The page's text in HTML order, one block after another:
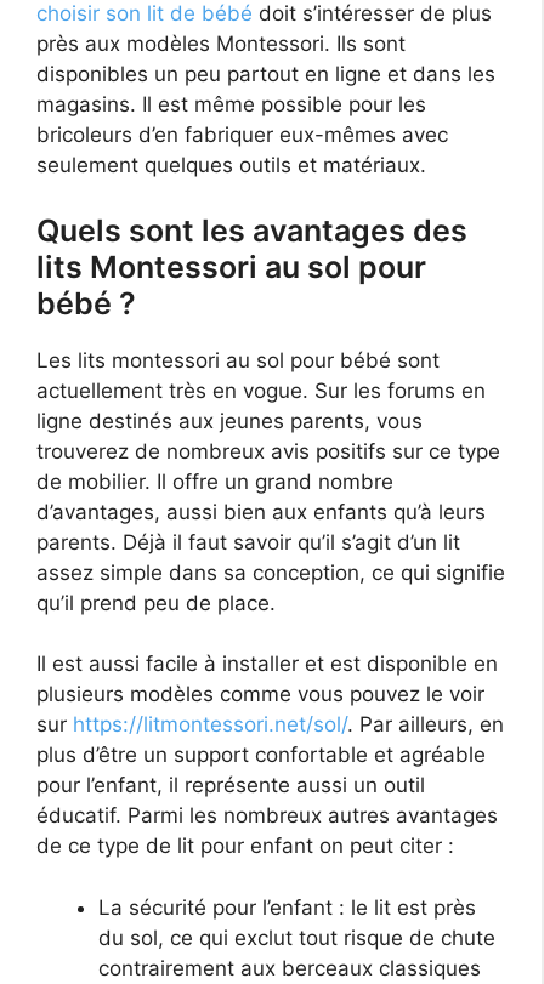
choisir son lit de bébé doit s’intéresser de plus
près aux modèles Montessori. Ils sont
disponibles un peu partout en ligne et dans les
magasins. Il est même possible pour les
bricoleurs d’en fabriquer eux-mêmes avec
seulement quelques outils et matériaux.
Quels sont les avantages des
lits Montessori au sol pour
bébé ?
Les lits montessori au sol pour bébé sont
actuellement très en vogue. Sur les forums en
ligne destinés aux jeunes parents, vous
trouverez de nombreux avis positifs sur ce type
de mobilier. Il offre un grand nombre
d’avantages, aussi bien aux enfants qu’à leurs
parents. Déjà il faut savoir qu’il s’agit d’un lit
assez simple dans sa conception, ce qui signifie
qu’il prend peu de place.
Il est aussi facile à installer et est disponible en
plusieurs modèles comme vous pouvez le voir
sur https://litmontessori.net/sol/. Par ailleurs, en
plus d’être un support confortable et agréable
pour l’enfant, il représente aussi un outil
éducatif. Parmi les nombreux autres avantages
de ce type de lit pour enfant on peut citer :
La sécurité pour l’enfant : le lit est près
du sol, ce qui exclut tout risque de chute
contrairement aux berceaux classiques